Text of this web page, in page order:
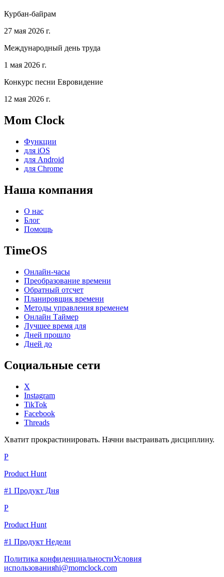
Курбан-байрам
27 мая 2026 г.
Международный день труда
1 мая 2026 г.
Конкурс песни Евровидение
12 мая 2026 г.
Mom Clock
Функции
для iOS
для Android
для Chrome
Наша компания
О нас
Блог
Помощь
TimeOS
Онлайн-часы
Преобразование времени
Обратный отсчет
Планировщик времени
Методы управления временем
Онлайн Таймер
Лучшее время для
Дней прошло
Дней до
Социальные сети
X
Instagram
TikTok
Facebook
Threads
Хватит прокрастинировать. Начни выстраивать дисциплину.
P
Product Hunt
#1 Продукт Дня
P
Product Hunt
#1 Продукт Недели
Политика конфиденциальностиУсловия
использованияhi@momclock.com